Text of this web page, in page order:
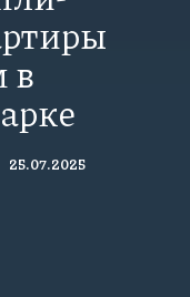
в
25.07.2025